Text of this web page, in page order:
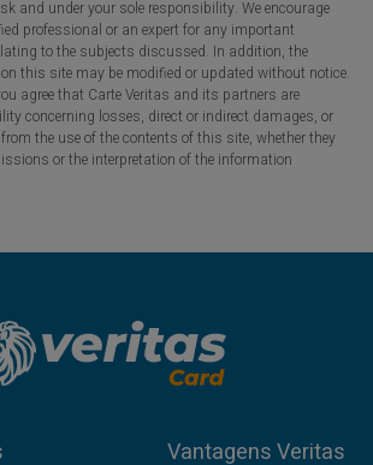
and under your sole responsibility. We encourage
professional or an expert for any important
to the subjects discussed. In addition, the
this site may be modified or updated without notice.
agree that Carte Veritas and its partners are
concerning losses, direct or indirect damages, or
the use of the contents of this site, whether they
or the interpretation of the information
Vantagens Veritas